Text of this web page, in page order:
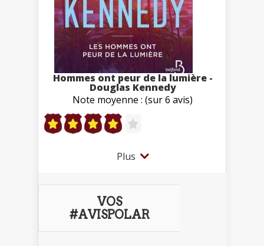
Hommes ont peur de la lumière -
Douglas Kennedy
Note moyenne : (sur 6 avis)
Plus
VOS
#AVISPOLAR